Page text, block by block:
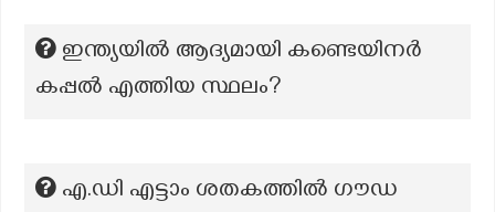
ഇന്ത്യയിൽ ആദ്യമായി കണ്ടെയിനർ
കപ്പൽ എത്തിയ സ്ഥലം?
എ.ഡി എട്ടാം ശതകത്തിൽ ഗൗഡ